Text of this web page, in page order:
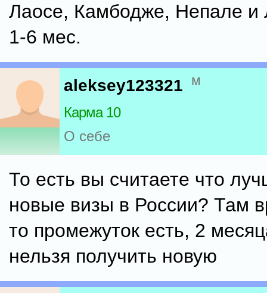
Лаосе, Камбодже, Непале и
1-6 мес.
aleksey123321 м
Карма 10
О себе
То есть вы считаете что
новые визы в России? Там
то промежуток есть, 2
нельзя получить новую